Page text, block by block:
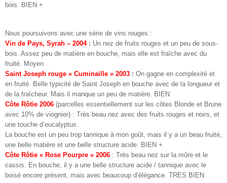
bois. BIEN +
Nous poursuivons avec une série de vins rouges :
Vin de Pays, Syrah – 2004: Un nez de fruits rouges et un peu de sous-
bois. Assez peu de matière en bouche, mais elle est fraîche avec du
fruité. Moyen
Saint Joseph rouge « Cuminaille » 2003 : On gagne en complexité et
en fruité. Belle typicité de Saint Joseph en bouche avec de la longueur et
de la fraîcheur. Mais il manque un peu de matière. BIEN
Côte Rôtie 2006 (parcelles essentiellement sur les côtes Blonde et Brune
avec 10% de viognier) : Très beau nez avec des fruits rouges et noirs, et
une touche d’eucalyptus
La bouche est un peu trop tannique à mon goût, mais il y a un beau fruité,
une belle matière et une belle structure acide. BIEN +
Côte Rôtie « Rose Pourpre » 2006 : Très beau nez sur la mûre et le
cassis. En bouche, il y a une belle structure acide / tannique avec le
boisé encore présent, mais avec beaucoup d’élégance TRES BIEN